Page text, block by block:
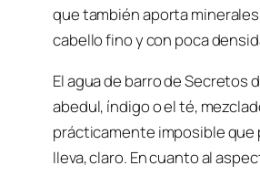
que también aporta
cabello fino y con poca
El agua de barro de Secretos
abedul, índigo o el té,
prácticamente imposible que
lleva, claro. En cuanto al